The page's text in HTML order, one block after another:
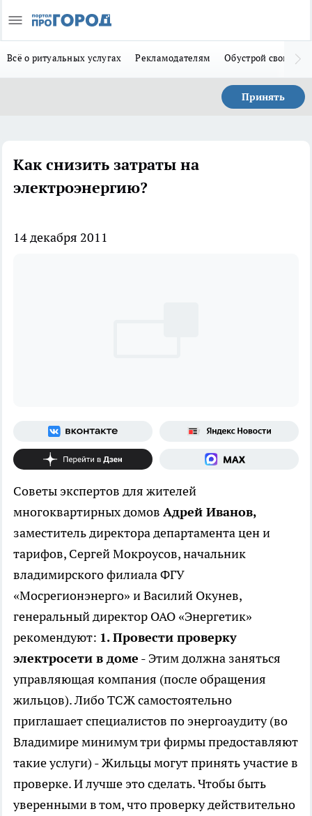
Всё о ритуальных услугах Рекламодателям Обустрой свой дом
Принять
Как снизить затраты на
электроэнергию?
14 декабря 2011
Советы экспертов для жителей
многоквартирных домов Адрей Иванов,
заместитель директора департамента цен и
тарифов, Сергей Мокроусов, начальник
владимирского филиала ФГУ
«Мосрегионэнерго» и Василий Окунев,
генеральный директор ОАО «Энергетик»
рекомендуют: 1. Провести проверку
электросети в доме - Этим должна заняться
управляющая компания (после обращения
жильцов). Либо ТСЖ самостоятельно
приглашает специалистов по энергоаудиту (во
Владимире минимум три фирмы предоставляют
такие услуги) - Жильцы могут принять участие в
проверке. И лучше это сделать. Чтобы быть
уверенными в том, что проверку действительно